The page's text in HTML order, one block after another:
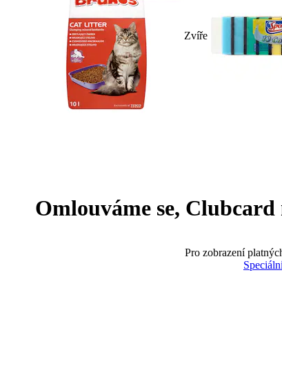
Zvíře
Omlouváme se,
Pro zobrazení